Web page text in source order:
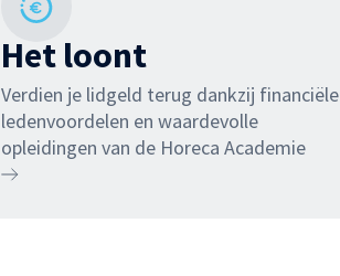
Het loont
Verdien je lidgeld terug dankzij financiële
ledenvoordelen en waardevolle
opleidingen van de Horeca Academie